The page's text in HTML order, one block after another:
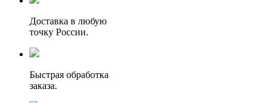
Доставка в любую
точку России.
Быстрая обработка
заказа.